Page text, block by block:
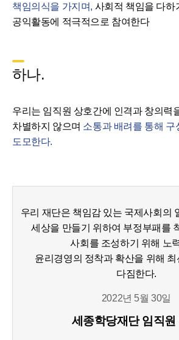
책임의식을 가지며, 사회적 책임을 다하
공익활동에 적극적으로 참여한다
하나.
우리는 임직원 상호간에 인격과 창의력
차별하지 않으며 소통과 배려를 통해 구
도모한다.
우리 재단은 책임감 있는 국제사회의
세상을 만들기 위하여 부정부패를
사회를 조성하기 위해 노
윤리경영의 정착과 확산을 위해
다짐한다.
2022년 5월 30일
세종학당재단 임직원